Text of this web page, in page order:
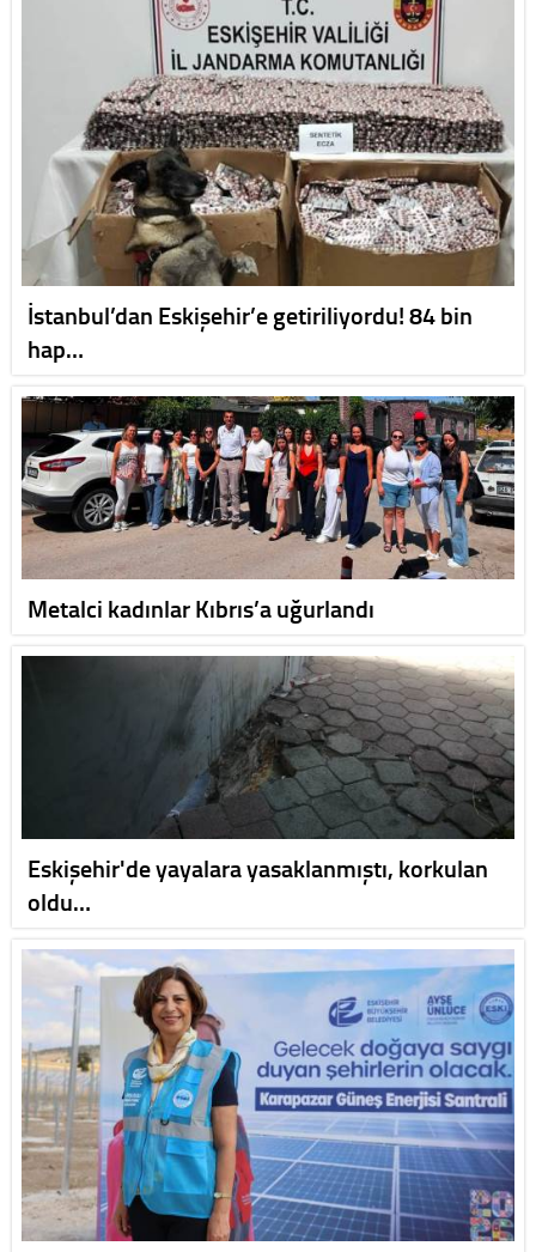
İstanbul’dan Eskişehir’e getiriliyordu! 84 bin
hap…
Metalci kadınlar Kıbrıs’a uğurlandı
Eskişehir'de yayalara yasaklanmıştı, korkulan
oldu…